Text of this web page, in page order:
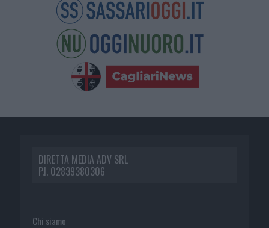
DIRETTA MEDIA ADV SRL
P.I. 02839380306
Chi siamo